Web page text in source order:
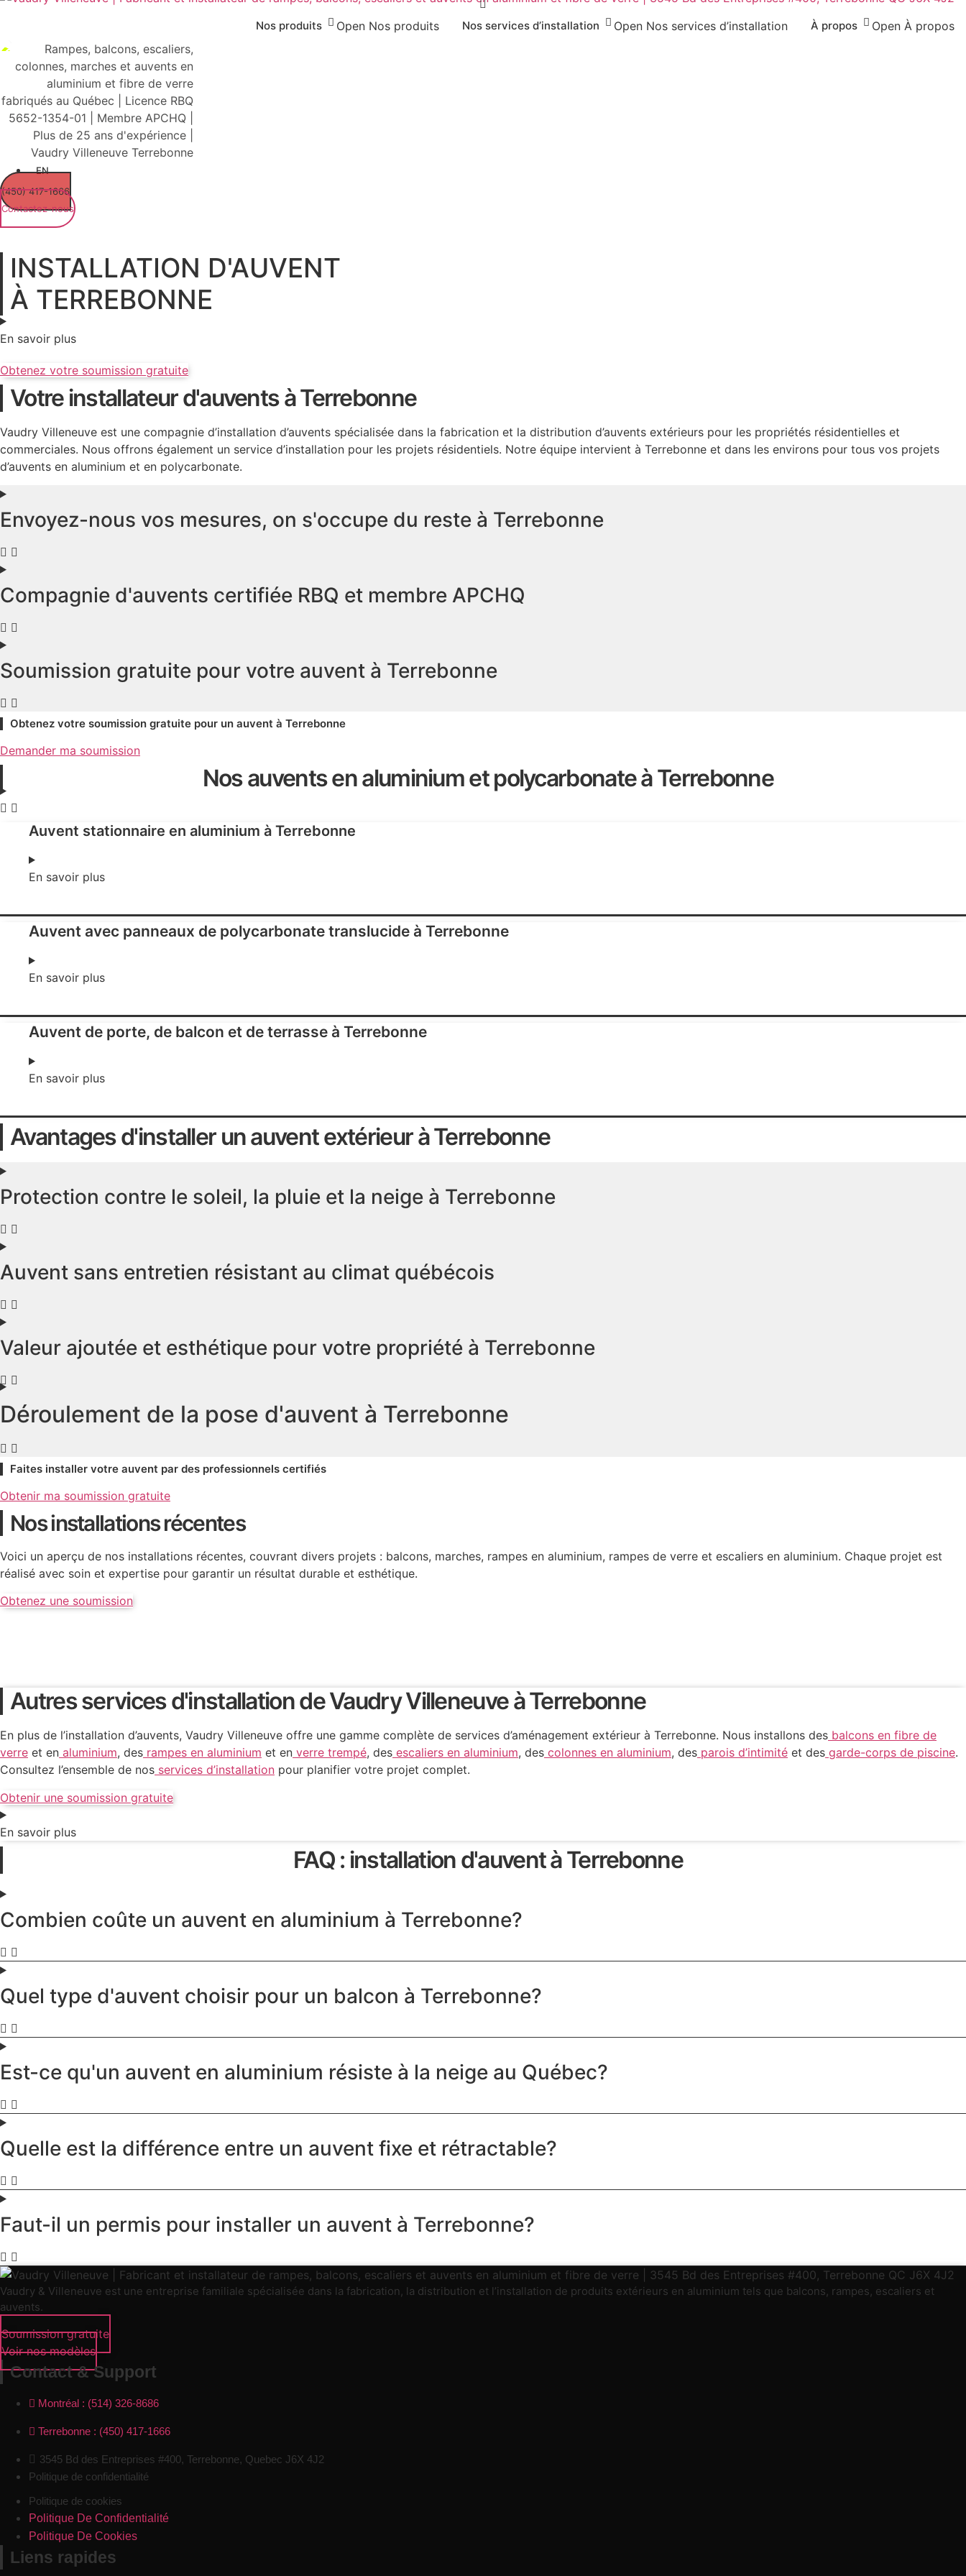
Nos produits Open Nos produits Nos services d’installation Open Nos services d’installation À propos Open À propos
EN
(450) 417-1666
Contactez-nous
INSTALLATION D'AUVENT
À TERREBONNE
En savoir plus
Obtenez votre soumission gratuite
Votre installateur d'auvents à Terrebonne
Vaudry Villeneuve est une compagnie d’installation d’auvents spécialisée dans la fabrication et la distribution d’auvents extérieurs pour les propriétés résidentielles et
commerciales. Nous offrons également un service d’installation pour les projets résidentiels. Notre équipe intervient à Terrebonne et dans les environs pour tous vos projets
d’auvents en aluminium et en polycarbonate.
Envoyez-nous vos mesures, on s'occupe du reste à Terrebonne
Compagnie d'auvents certifiée RBQ et membre APCHQ
Soumission gratuite pour votre auvent à Terrebonne
Obtenez votre soumission gratuite pour un auvent à Terrebonne
Demander ma soumission
Nos auvents en aluminium et polycarbonate à Terrebonne
Auvent stationnaire en aluminium à Terrebonne
En savoir plus
Auvent avec panneaux de polycarbonate translucide à Terrebonne
En savoir plus
Auvent de porte, de balcon et de terrasse à Terrebonne
En savoir plus
Avantages d'installer un auvent extérieur à Terrebonne
Protection contre le soleil, la pluie et la neige à Terrebonne
Auvent sans entretien résistant au climat québécois
Valeur ajoutée et esthétique pour votre propriété à Terrebonne
Déroulement de la pose d'auvent à Terrebonne
Faites installer votre auvent par des professionnels certifiés
Obtenir ma soumission gratuite
Nos installations récentes
Voici un aperçu de nos installations récentes, couvrant divers projets : balcons, marches, rampes en aluminium, rampes de verre et escaliers en aluminium. Chaque projet est
réalisé avec soin et expertise pour garantir un résultat durable et esthétique.
Obtenez une soumission
en
aluminium
de
verre
en
aluminium
en
aluminium
de
verre
Autres services d'installation de Vaudry Villeneuve à Terrebonne
En plus de l’installation d’auvents, Vaudry Villeneuve offre une gamme complète de services d’aménagement extérieur à Terrebonne. Nous installons des balcons en fibre de
verre et en aluminium, des rampes en aluminium et en verre trempé, des escaliers en aluminium, des colonnes en aluminium, des parois d’intimité et des garde-corps de piscine.
Consultez l’ensemble de nos services d’installation pour planifier votre projet complet.
Obtenir une soumission gratuite
En savoir plus
FAQ : installation d'auvent à Terrebonne
Combien coûte un auvent en aluminium à Terrebonne?
Quel type d'auvent choisir pour un balcon à Terrebonne?
Est-ce qu'un auvent en aluminium résiste à la neige au Québec?
Quelle est la différence entre un auvent fixe et rétractable?
Faut-il un permis pour installer un auvent à Terrebonne?
Vaudry & Villeneuve est une entreprise familiale spécialisée dans la fabrication, la distribution et l’installation de produits extérieurs en aluminium tels que balcons, rampes, escaliers et
auvents.
Soumission gratuite
Voir nos modèles
Contact & Support
Montréal : (514) 326-8686
Terrebonne : (450) 417-1666
3545 Bd des Entreprises #400, Terrebonne, Quebec J6X 4J2
Politique de confidentialité
Politique de cookies
Politique De Confidentialité
Politique De Cookies
Liens rapides